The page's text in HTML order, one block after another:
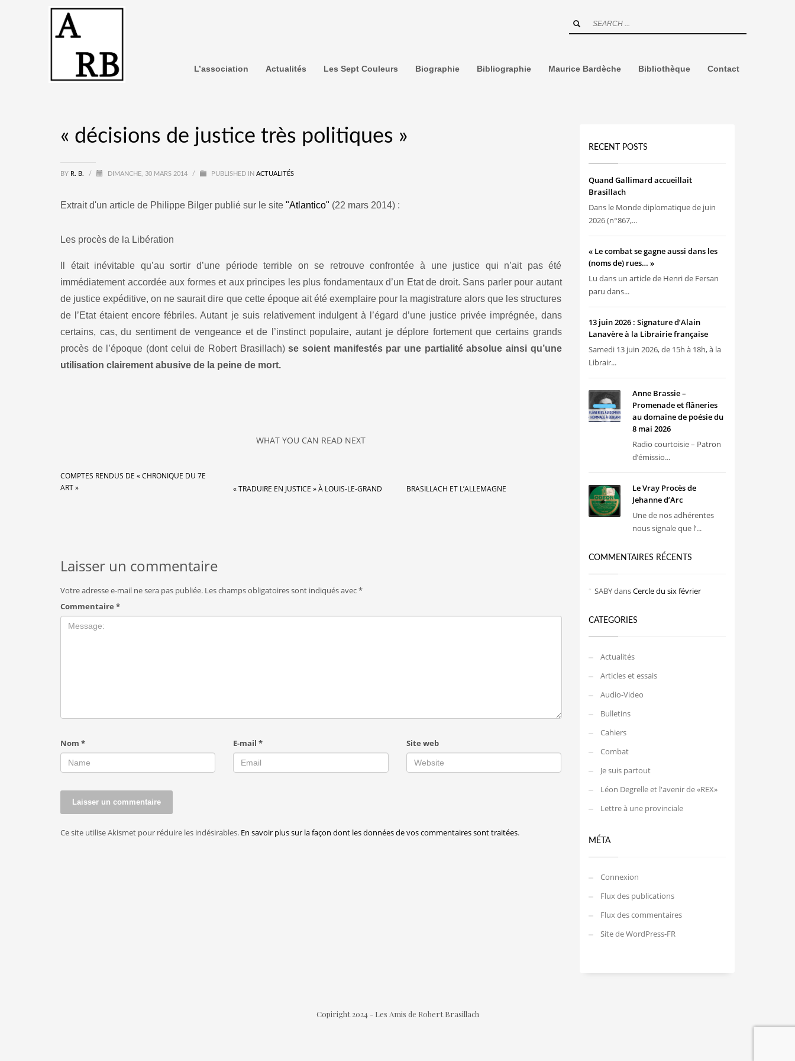
L’association Actualités Les Sept Couleurs Biographie Bibliographie Maurice Bardèche Bibliothèque Contact
« décisions de justice très politiques »
BY R. B. / DIMANCHE, 30 MARS 2014 / PUBLISHED IN ACTUALITÉS
Extrait d'un article de Philippe Bilger publié sur le site "Atlantico" (22 mars 2014) :
Les procès de la Libération
Il était inévitable qu’au sortir d’une période terrible on se retrouve confrontée à une justice qui n’ait pas été
immédiatement accordée aux formes et aux principes les plus fondamentaux d’un Etat de droit. Sans parler pour autant
de justice expéditive, on ne saurait dire que cette époque ait été exemplaire pour la magistrature alors que les structures
de l’Etat étaient encore fébriles. Autant je suis relativement indulgent à l’égard d’une justice privée imprégnée, dans
certains, cas, du sentiment de vengeance et de l’instinct populaire, autant je déplore fortement que certains grands
procès de l’époque (dont celui de Robert Brasillach)se soient manifestés par une partialité absolue ainsi qu’une
utilisation clairement abusive de la peine de mort.
WHAT YOU CAN READ NEXT
COMPTES RENDUS DE « CHRONIQUE DU 7E
ART »
« TRADUIRE EN JUSTICE » À LOUIS-LE-GRAND BRASILLACH ET L’ALLEMAGNE
Laisser un commentaire
Votre adresse e-mail ne sera pas publiée. Les champs obligatoires sont indiqués avec*
Commentaire *
Nom * E-mail* Site web
Ce site utilise Akismet pour réduire les indésirables. En savoir plus sur la façon dont les données de vos commentaires sont traitées.
RECENT POSTS
Quand Gallimard accueillait
Brasillach
Dans le Monde diplomatique de juin
2026 (n°867,...
« Le combat se gagne aussi dans les
(noms de) rues… »
Lu dans un article de Henri de Fersan
paru dans...
13 juin 2026 : Signature d’Alain
Lanavère à la Librairie française
Samedi 13 juin 2026, de 15h à 18h, à la
Librair...
Anne Brassie –
Promenade et flâneries
au domaine de poésie du
8 mai 2026
Radio courtoisie – Patron
d’émissio...
Le Vray Procès de
Jehanne d’Arc
Une de nos adhérentes
nous signale que l’...
COMMENTAIRES RÉCENTS
SABYdansCercle du six février
CATEGORIES
Actualités
Articles et essais
Audio-Video
Bulletins
Cahiers
Combat
Je suis partout
Léon Degrelle et l'avenir de «REX»
Lettre à une provinciale
MÉTA
Connexion
Flux des publications
Flux des commentaires
Site de WordPress-FR
Copiright 2024 - Les Amis de Robert Brasillach